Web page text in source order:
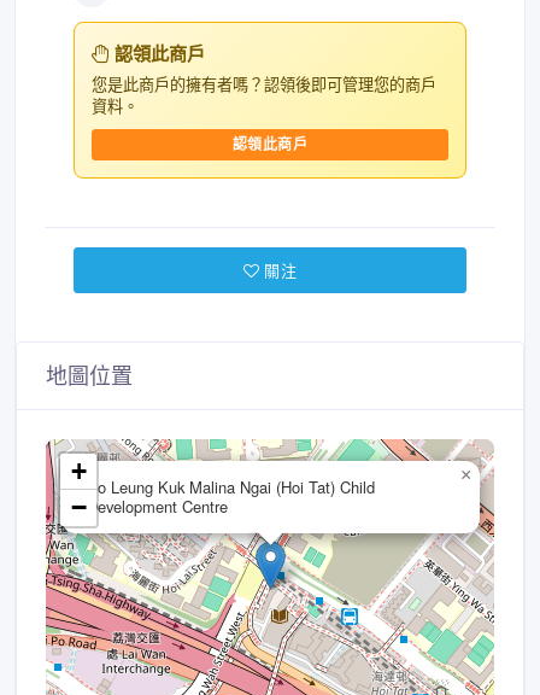
認領此商戶
您是此商戶的擁有者嗎？認領後即可管理您的商戶
資料。
認領此商戶
關注
地圖位置
Po Leung Kuk Malina Ngai (Hoi Tat) Child
Development Centre
×
+
−